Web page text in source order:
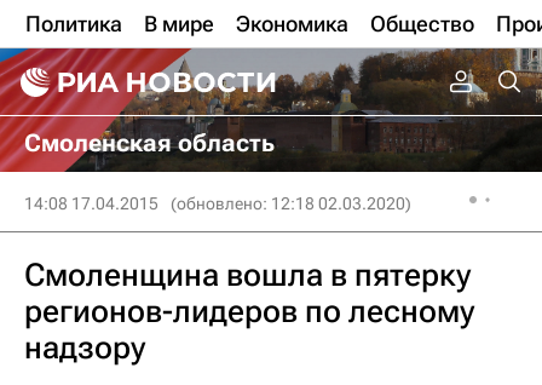
Политика В мире Экономика Общество
Смоленская область
14:08 17.04.2015 (обновлено: 12:18 02.03.2020)
Смоленщина вошла в пятерку
регионов-лидеров по лесному
надзору